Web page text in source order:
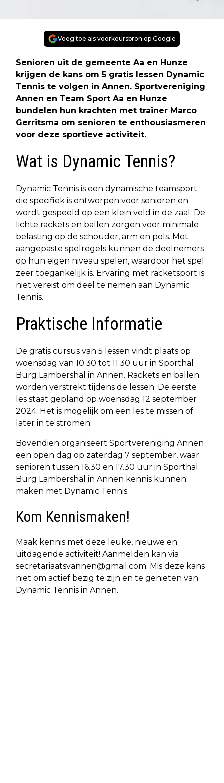
Voeg toe als voorkeursbron op Google
Senioren uit de gemeente Aa en Hunze
krijgen de kans om 5 gratis lessen Dynamic
Tennis te volgen in Annen. Sportvereniging
Annen en Team Sport Aa en Hunze
bundelen hun krachten met trainer Marco
Gerritsma om senioren te enthousiasmeren
voor deze sportieve activiteit.
Wat is Dynamic Tennis?
Dynamic Tennis is een dynamische teamsport
die specifiek is ontworpen voor senioren en
wordt gespeeld op een klein veld in de zaal. De
lichte rackets en ballen zorgen voor minimale
belasting op de schouder, arm en pols. Met
aangepaste spelregels kunnen de deelnemers
op hun eigen niveau spelen, waardoor het spel
zeer toegankelijk is. Ervaring met racketsport is
niet vereist om deel te nemen aan Dynamic
Tennis.
Praktische Informatie
De gratis cursus van 5 lessen vindt plaats op
woensdag van 10.30 tot 11.30 uur in Sporthal
Burg Lambershal in Annen. Rackets en ballen
worden verstrekt tijdens de lessen. De eerste
les staat gepland op woensdag 12 september
2024. Het is mogelijk om een les te missen of
later in te stromen.
Bovendien organiseert Sportvereniging Annen
een open dag op zaterdag 7 september, waar
senioren tussen 16.30 en 17.30 uur in Sporthal
Burg Lambershal in Annen kennis kunnen
maken met Dynamic Tennis.
Kom Kennismaken!
Maak kennis met deze leuke, nieuwe en
uitdagende activiteit! Aanmelden kan via
secretariaatsvannen@gmail.com. Mis deze kans
niet om actief bezig te zijn en te genieten van
Dynamic Tennis in Annen.